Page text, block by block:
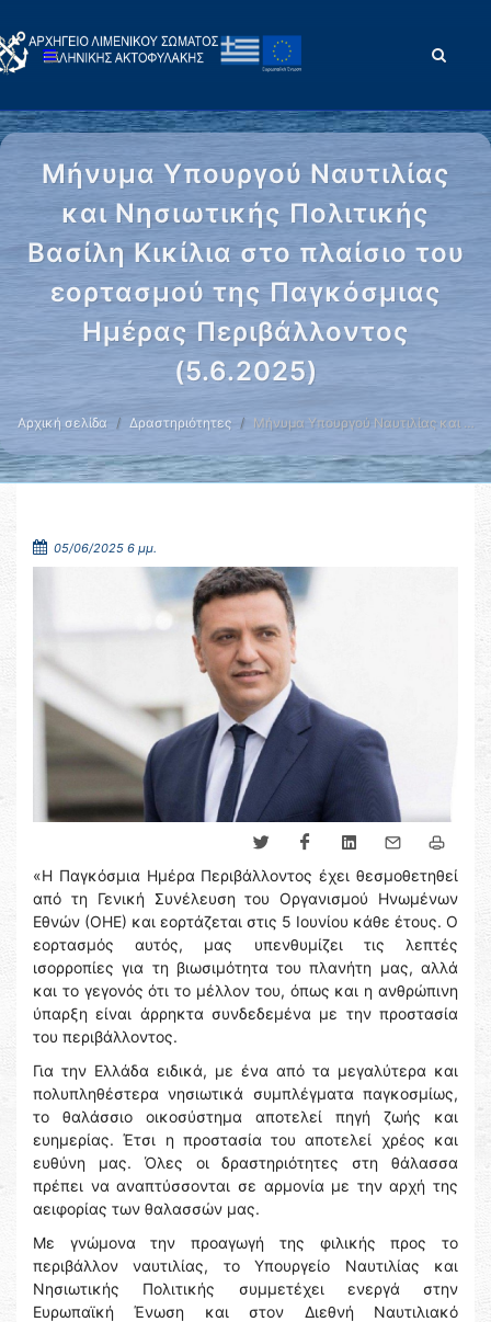
Μήνυμα Υπουργού Ναυτιλίας
και Νησιωτικής Πολιτικής
Βασίλη Κικίλια στο πλαίσιο του
εορτασμού της Παγκόσμιας
Ημέρας Περιβάλλοντος
(5.6.2025)
Αρχική σελίδα Δραστηριότητες Μήνυμα Υπουργού Ναυτιλίας και …
05/06/2025 6 μμ.
«Η Παγκόσμια Ημέρα Περιβάλλοντος έχει θεσμοθετηθεί
από τη Γενική Συνέλευση του Οργανισμού Ηνωμένων
Εθνών (ΟΗΕ) και εορτάζεται στις 5 Ιουνίου κάθε έτους. Ο
εορτασμός αυτός, μας υπενθυμίζει τις λεπτές
ισορροπίες για τη βιωσιμότητα του πλανήτη μας, αλλά
και το γεγονός ότι το μέλλον του, όπως και η ανθρώπινη
ύπαρξη είναι άρρηκτα συνδεδεμένα με την προστασία
του περιβάλλοντος.
Για την Ελλάδα ειδικά, με ένα από τα μεγαλύτερα και
πολυπληθέστερα νησιωτικά συμπλέγματα παγκοσμίως,
το θαλάσσιο οικοσύστημα αποτελεί πηγή ζωής και
ευημερίας. Έτσι η προστασία του αποτελεί χρέος και
ευθύνη μας. Όλες οι δραστηριότητες στη θάλασσα
πρέπει να αναπτύσσονται σε αρμονία με την αρχή της
αειφορίας των θαλασσών μας.
Με γνώμονα την προαγωγή της φιλικής προς το
περιβάλλον ναυτιλίας, το Υπουργείο Ναυτιλίας και
Νησιωτικής Πολιτικής συμμετέχει ενεργά στην
Ευρωπαϊκή Ένωση και στον Διεθνή Ναυτιλιακό